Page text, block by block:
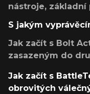
nástroje,
S jakým
Jak začít s Bolt
zasazeným do
Jak začít s
obrovitých